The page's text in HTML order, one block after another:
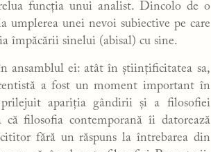
funcția unui analist. Dincolo de o
umplerea unei nevoi subiective pe care
împăcării sinelui (abisal) cu sine.
ansamblul ei: atât în științificitatea sa,
a fost un moment important în
apariția gândirii și a filosofiei
filosofia contemporană îi datorează
fără un răspuns la întrebarea din